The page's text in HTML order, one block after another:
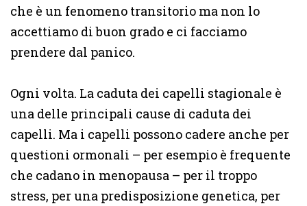
che è un fenomeno transitorio ma non lo
accettiamo di buon grado e ci facciamo
prendere dal panico.
Ogni volta. La caduta dei capelli stagionale è
una delle principali cause di caduta dei
capelli. Ma i capelli possono cadere anche per
questioni ormonali – per esempio è frequente
che cadano in menopausa – per il troppo
stress, per una predisposizione genetica, per